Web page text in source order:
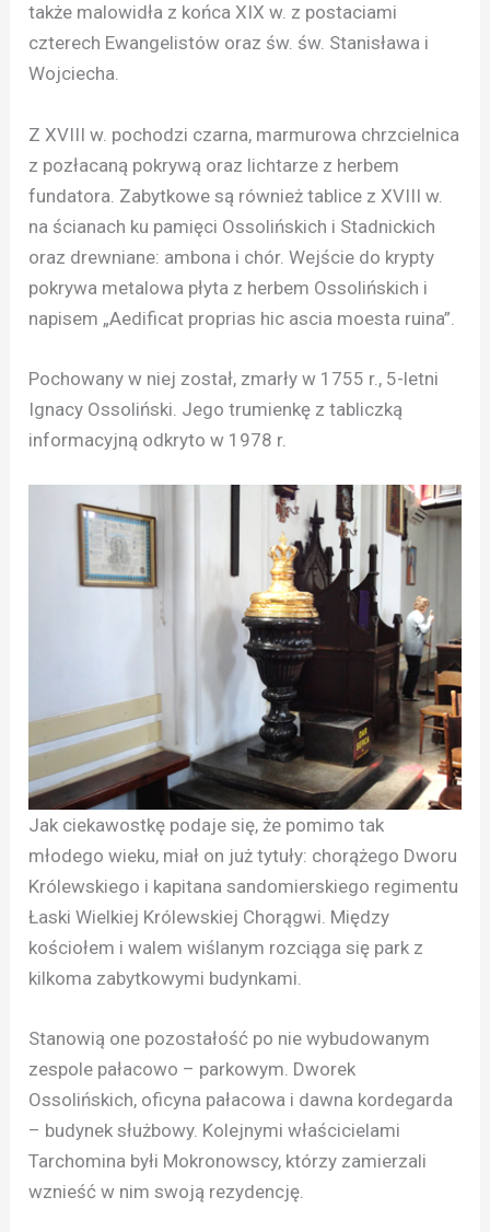
także malowidła z końca XIX w. z postaciami
czterech Ewangelistów oraz św. św. Stanisława i
Wojciecha.
Z XVIII w. pochodzi czarna, marmurowa chrzcielnica
z pozłacaną pokrywą oraz lichtarze z herbem
fundatora. Zabytkowe są również tablice z XVIII w.
na ścianach ku pamięci Ossolińskich i Stadnickich
oraz drewniane: ambona i chór. Wejście do krypty
pokrywa metalowa płyta z herbem Ossolińskich i
napisem „Aedificat proprias hic ascia moesta ruina”.
Pochowany w niej został, zmarły w 1755 r., 5-letni
Ignacy Ossoliński. Jego trumienkę z tabliczką
informacyjną odkryto w 1978 r.
Jak ciekawostkę podaje się, że pomimo tak
młodego wieku, miał on już tytuły: chorążego Dworu
Królewskiego i kapitana sandomierskiego regimentu
Łaski Wielkiej Królewskiej Chorągwi. Między
kościołem i walem wiślanym rozciąga się park z
kilkoma zabytkowymi budynkami.
Stanowią one pozostałość po nie wybudowanym
zespole pałacowo – parkowym. Dworek
Ossolińskich, oficyna pałacowa i dawna kordegarda
– budynek służbowy. Kolejnymi właścicielami
Tarchomina byłi Mokronowscy, którzy zamierzali
wznieść w nim swoją rezydencję.